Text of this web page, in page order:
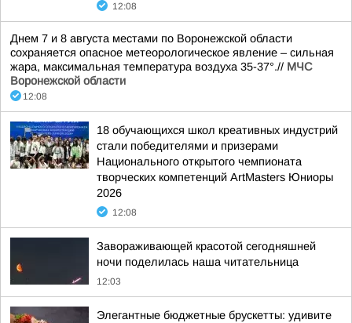
12:08
Днем 7 и 8 августа местами по Воронежской области
сохраняется опасное метеорологическое явление – сильная
жара, максимальная температура воздуха 35-37°.// МЧС
Воронежской области
12:08
18 обучающихся школ креативных индустрий
стали победителями и призерами
Национального открытого чемпионата
творческих компетенций ArtMasters Юниоры
2026
12:08
Завораживающей красотой сегодняшней
ночи поделилась наша читательница
12:03
Элегантные бюджетные брускетты: удивите